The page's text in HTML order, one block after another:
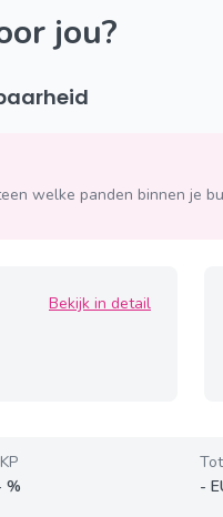
jou?
welke panden binnen je
Bekijk in detail
%
-